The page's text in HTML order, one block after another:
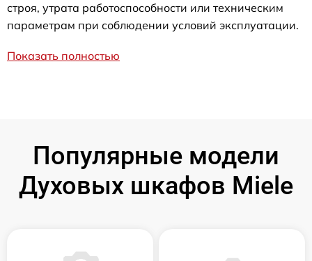
строя, утрата работоспособности или техническим
параметрам при соблюдении условий эксплуатации.
Показать полностью
Популярные модели
Духовых шкафов Miele